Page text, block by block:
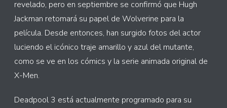
revelado, pero en septiembre se confirmó que Hugh
Jackman retomará su papel de Wolverine para la
película. Desde entonces, han surgido fotos del actor
luciendo el icónico traje amarillo y azul del mutante,
como se ve en los cómics y la serie animada original de
X-Men.
Deadpool 3 está actualmente programado para su